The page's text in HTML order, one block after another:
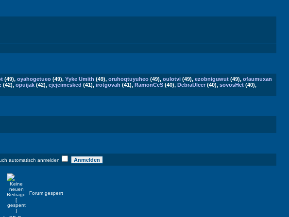
(49), oyahogetueo (49), Yyke Umith (49), oruhoqtuyuheo (49), oulotvi (49), ezobniguwut (49), ofaumuxan
(42), opuijak (42), ejejeimesked (41), irotgovah (41), RamonCeS (40), DebraUlcer (40), sovosHet (40),
automatisch anmelden
Forum gesperrt